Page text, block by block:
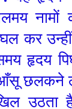
नामों
कर
हृदय
छलकने